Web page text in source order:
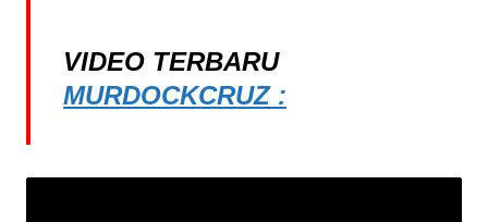
VIDEO TERBARU
MURDOCKCRUZ :